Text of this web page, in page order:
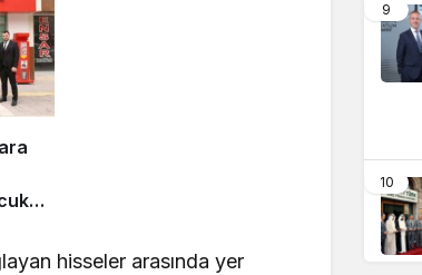
hisseler arasında yer
9
10